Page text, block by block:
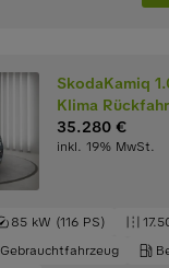
SkodaKamiq
Klima
35.280 €
inkl. 19% MwSt.
85 kW (116 PS)
Gebrauchtfahrzeug